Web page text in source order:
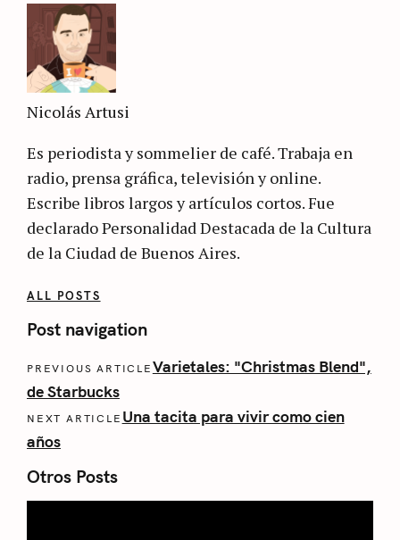
Nicolás Artusi
Es periodista y sommelier de café. Trabaja en
radio, prensa gráfica, televisión y online.
Escribe libros largos y artículos cortos. Fue
declarado Personalidad Destacada de la Cultura
de la Ciudad de Buenos Aires.
ALL POSTS
Post navigation
PREVIOUS ARTICLE Varietales: "Christmas Blend",
de Starbucks
NEXT ARTICLE Una tacita para vivir como cien
años
Otros Posts